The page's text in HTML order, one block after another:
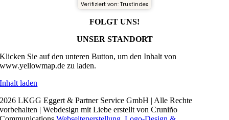
Verifiziert von: Trustindex
FOLGT UNS!
UNSER STANDORT
Klicken Sie auf den unteren Button, um den Inhalt von
www.yellowmap.de zu laden.
Inhalt laden
2026 LKGG Eggert & Partner Service GmbH | Alle Rechte
vorbehalten | Webdesign mit Liebe erstellt von Cruniño